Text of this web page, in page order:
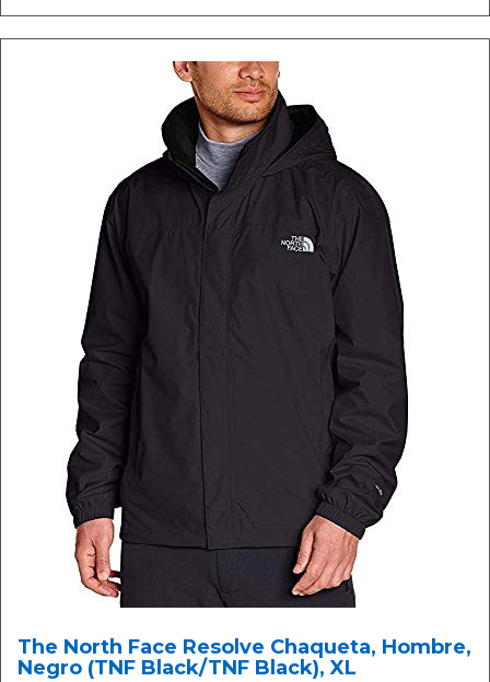
The North Face Resolve Chaqueta, Hombre,
Negro (TNF Black/TNF Black), XL